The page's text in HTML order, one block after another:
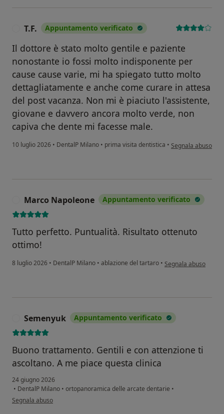
T.F. Appuntamento verificato
Il dottore è stato molto gentile e paziente
nonostante io fossi molto indisponente per
cause cause varie, mi ha spiegato tutto molto
dettagliatamente e anche come curare in attesa
del post vacanza. Non mi è piaciuto l'assistente,
giovane e davvero ancora molto verde, non
capiva che dente mi facesse male.
10 luglio 2026 • DentalP Milano • prima visita dentistica • secondo l'opinione
Segnala abuso
Marco Napoleone Appuntamento verificato
Tutto perfetto. Puntualità. Risultato ottenuto
ottimo!
8 luglio 2026 • DentalP Milano • ablazione del tartaro • secondo l'opinione
Segnala abuso
Semenyuk Appuntamento verificato
Buono trattamento. Gentili e con attenzione ti
ascoltano. A me piace questa clinica
24 giugno 2026
• DentalP Milano • ortopanoramica delle arcate dentarie •
secondo l'opinione dell'utente Semenyuk
Segnala abuso